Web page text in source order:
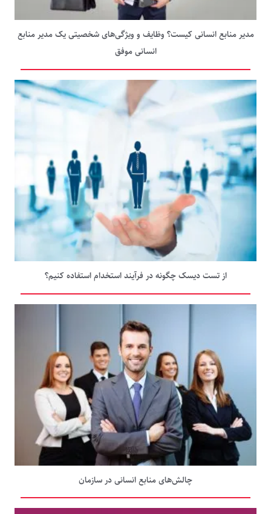
مدیر منابع انسانی کیست؟ وظایف و ویژگی‌های شخصیتی یک مدیر منابع
انسانی موفق
از تست دیسک چگونه در فرآیند استخدام استفاده کنیم؟
چالش‌های منابع انسانی در سازمان